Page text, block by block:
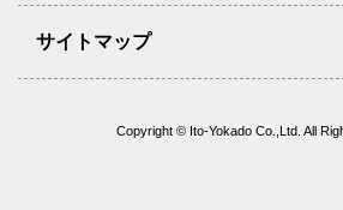
サイトマップ
Copyright © Ito-Yokado Co.,Ltd. All